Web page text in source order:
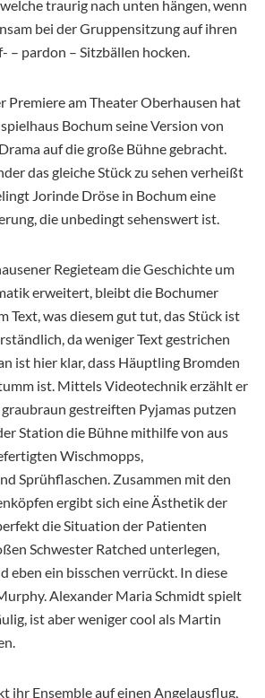
traurig nach unten hängen, wenn
bei der Gruppensitzung auf ihren
– pardon – Sitzbällen hocken.
Premiere am Theater Oberhausen hat
Bochum seine Version von
auf die große Bühne gebracht.
das gleiche Stück zu sehen verheißt
Jorinde Dröse in Bochum eine
die unbedingt sehenswert ist.
Regieteam die Geschichte um
erweitert, bleibt die Bochumer
Text, was diesem gut tut, das Stück ist
da weniger Text gestrichen
ist hier klar, dass Häuptling Bromden
ist. Mittels Videotechnik erzählt er
gestreiften Pyjamas putzen
Station die Bühne mithilfe von aus
Wischmopps,
Sprühflaschen. Zusammen mit den
ergibt sich eine Ästhetik der
die Situation der Patienten
Schwester Ratched unterlegen,
eben ein bisschen verrückt. In diese
Alexander Maria Schmidt spielt
ist aber weniger cool als Martin
ihr Ensemble auf einen Angelausflug,